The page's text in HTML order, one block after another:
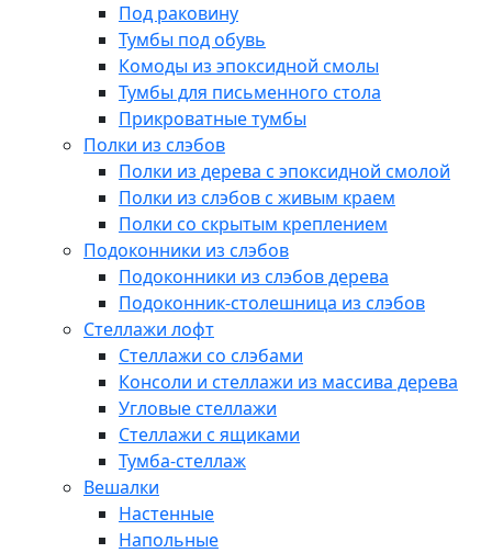
Под раковину
Тумбы под обувь
Комоды из эпоксидной смолы
Тумбы для письменного стола
Прикроватные тумбы
Полки из слэбов
Полки из дерева с эпоксидной смолой
Полки из слэбов с живым краем
Полки со скрытым креплением
Подоконники из слэбов
Подоконники из слэбов дерева
Подоконник-столешница из слэбов
Стеллажи лофт
Стеллажи со слэбами
Консоли и стеллажи из массива дерева
Угловые стеллажи
Стеллажи с ящиками
Тумба-стеллаж
Вешалки
Настенные
Напольные